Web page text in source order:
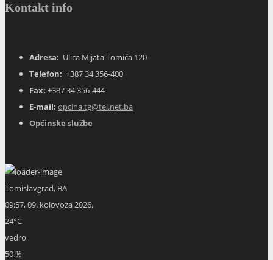
Kontakt info
Adresa: Ulica Mijata Tomića 120
Telefon: +387 34 356-400
Fax: +387 34 356-444
E-mail: opcina.tg@tel.net.ba
Općinske službe
Tomislavgrad, BA
09:57,09. kolovoza 2026.
24°C
vedro
50 %